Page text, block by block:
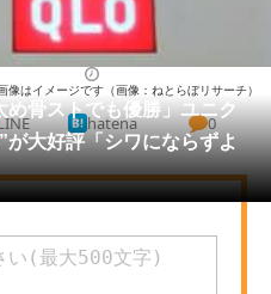
教育・育児
リサーチ
骨ストでも優勝」ユニク
が大好評「シワにならずよ
像はイメージです（画像：ねとらぼリサーチ）
hatena 0